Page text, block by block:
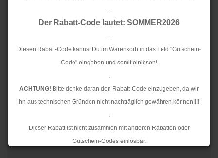
.
Der Rabatt-Code lautet: SOMMER2026
.
Diesen Rabatt-Code kannst Du im Warenkorb in das Feld "Gutschein-
Code" eingeben und somit einlösen!
.
ACHTUNG! Bitte denke daran den Rabatt-Code einzugeben, da wir
ihn aus technischen Gründen nicht nachträglich gewähren können!!!!!
.
Dieser Rabatt ist nicht zusammen mit anderen Rabatten oder
Gutschein-Codes einlösbar.